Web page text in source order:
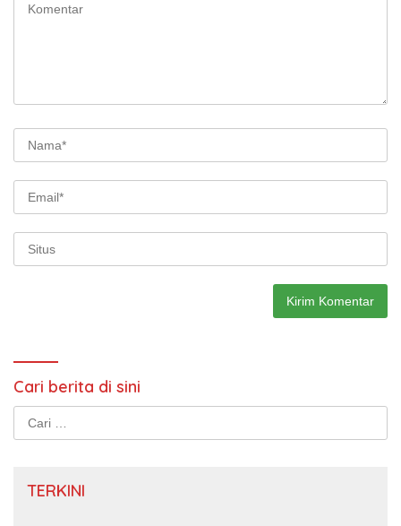
Cari berita di sini
Cari
untuk:
TERKINI